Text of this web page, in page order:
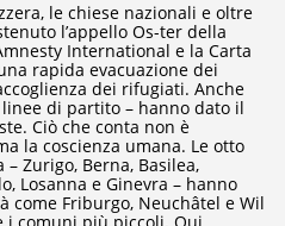
le chiese nazionali e oltre
l’appello Os-ter della
International e la Carta
rapida evacuazione dei
dei rifugiati. Anche
di partito – hanno dato il
Ciò che conta non è
la coscienza umana. Le otto
Zurigo, Berna, Basilea,
Losanna e Ginevra – hanno
come Friburgo, Neuchâtel e Wil